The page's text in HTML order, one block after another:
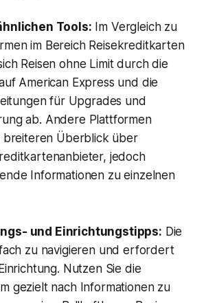
Tools: Im Vergleich zu
im Bereich Reisekreditkarten
Reisen ohne Limit durch die
American Express und die
für Upgrades und
ab. Andere Plattformen
breiteren Überblick über
jedoch
Informationen zu einzelnen
und Einrichtungstipps: Die
zu navigieren und erfordert
Nutzen Sie die
gezielt nach Informationen zu